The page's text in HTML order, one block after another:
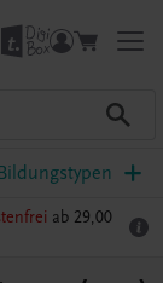
Bildungstypen
ab 29,00